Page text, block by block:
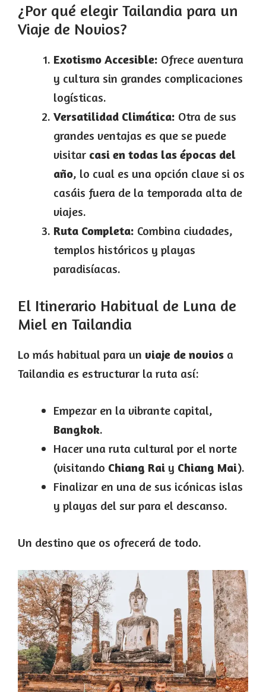
¿Por qué elegir Tailandia para un
Viaje de Novios?
Exotismo Accesible: Ofrece aventura
y cultura sin grandes complicaciones
logísticas.
Versatilidad Climática: Otra de sus
grandes ventajas es que se puede
visitar casi en todas las épocas del
año, lo cual es una opción clave si os
casáis fuera de la temporada alta de
viajes.
Ruta Completa: Combina ciudades,
templos históricos y playas
paradisíacas.
El Itinerario Habitual de Luna de
Miel en Tailandia
Lo más habitual para un viaje de novios a
Tailandia es estructurar la ruta así:
Empezar en la vibrante capital,
Bangkok.
Hacer una ruta cultural por el norte
(visitando Chiang Rai y Chiang Mai).
Finalizar en una de sus icónicas islas
y playas del sur para el descanso.
Un destino que os ofrecerá de todo.